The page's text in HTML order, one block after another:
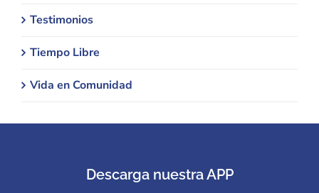
Testimonios
Tiempo Libre
Vida en Comunidad
Descarga nuestra APP